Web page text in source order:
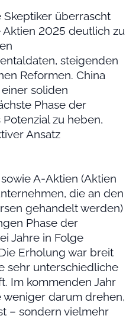
Skeptiker überrascht
2025 deutlich zu
steigenden
Reformen. China
soliden
Phase der
zu heben,
Ansatz
A-Aktien (Aktien
die an den
gehandelt werden)
Phase der
Jahre in Folge
Erholung war breit
sehr unterschiedliche
Im kommenden Jahr
darum drehen,
– sondern vielmehr